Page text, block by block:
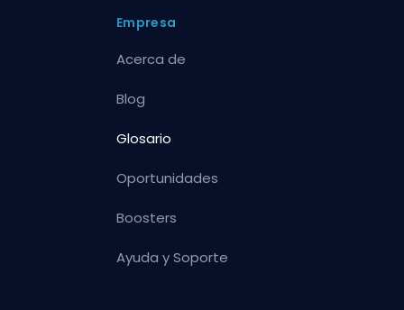
Empresa
Acerca de
Blog
Glosario
Oportunidades
Boosters
Ayuda y Soporte